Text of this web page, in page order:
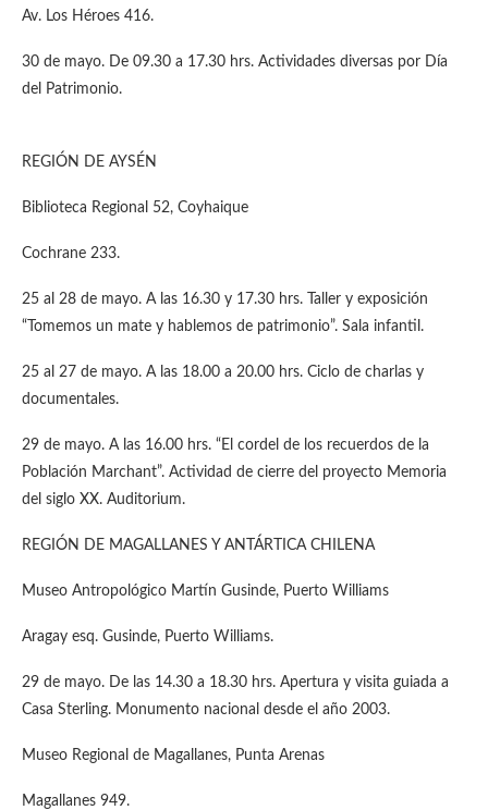
Av. Los Héroes 416.
30 de mayo. De 09.30 a 17.30 hrs. Actividades diversas por Día
del Patrimonio.
REGIÓN DE AYSÉN
Biblioteca Regional 52, Coyhaique
Cochrane 233.
25 al 28 de mayo. A las 16.30 y 17.30 hrs. Taller y exposición
“Tomemos un mate y hablemos de patrimonio”. Sala infantil.
25 al 27 de mayo. A las 18.00 a 20.00 hrs. Ciclo de charlas y
documentales.
29 de mayo. A las 16.00 hrs. “El cordel de los recuerdos de la
Población Marchant”. Actividad de cierre del proyecto Memoria
del siglo XX. Auditorium.
REGIÓN DE MAGALLANES Y ANTÁRTICA CHILENA
Museo Antropológico Martín Gusinde, Puerto Williams
Aragay esq. Gusinde, Puerto Williams.
29 de mayo. De las 14.30 a 18.30 hrs. Apertura y visita guiada a
Casa Sterling. Monumento nacional desde el año 2003.
Museo Regional de Magallanes, Punta Arenas
Magallanes 949.